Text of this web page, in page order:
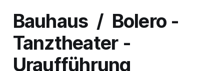
Bauhaus / Bolero -
Tanztheater -
Uraufführung